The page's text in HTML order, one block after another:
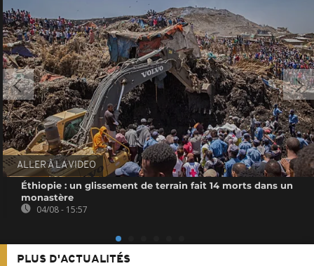
ALLER À LA VIDEO
Éthiopie : un glissement de terrain fait 14 morts dans un
monastère
04/08 - 15:57
PLUS D'ACTUALITÉS